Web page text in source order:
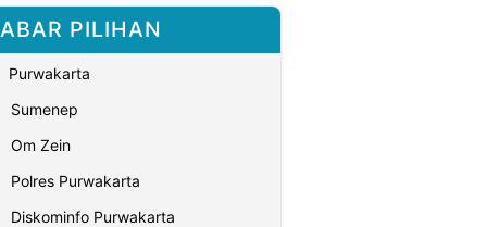
PILIHAN
Purwakarta
Sumenep
Om Zein
Polres Purwakarta
Diskominfo Purwakarta